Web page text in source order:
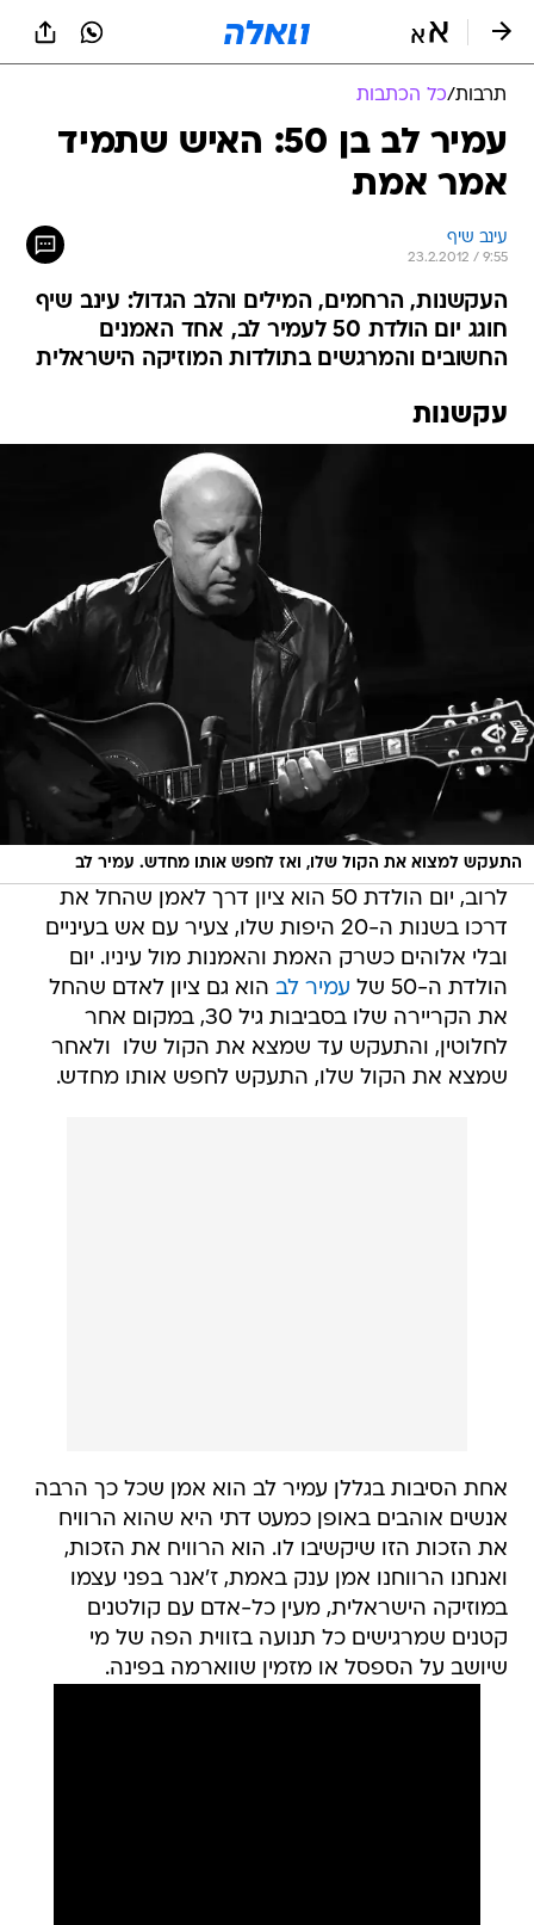
תרבות/כל הכתבות
עמיר לב בן 50: האיש שתמיד
אמר אמת
עינב שיף
23.2.2012 / 9:55
העקשנות, הרחמים, המילים והלב הגדול: עינב שיף
חוגג יום הולדת 50 לעמיר לב, אחד האמנים
החשובים והמרגשים בתולדות המוזיקה הישראלית
עקשנות
התעקש למצוא את הקול שלו, ואז לחפש אותו מחדש. עמיר לב
לרוב, יום הולדת 50 הוא ציון דרך לאמן שהחל את
דרכו בשנות ה-20 היפות שלו, צעיר עם אש בעיניים
ובלי אלוהים כשרק האמת והאמנות מול עיניו. יום
הולדת ה-50 של
עמיר לב הוא גם ציון לאדם שהחל
את הקריירה שלו בסביבות גיל 30, במקום אחר
לחלוטין, והתעקש עד שמצא את הקול שלו  ולאחר
שמצא את הקול שלו, התעקש לחפש אותו מחדש.
אחת הסיבות בגללן עמיר לב הוא אמן שכל כך הרבה
אנשים אוהבים באופן כמעט דתי היא שהוא הרוויח
את הזכות הזו שיקשיבו לו. הוא הרוויח את הזכות,
ואנחנו הרווחנו אמן ענק באמת, ז'אנר בפני עצמו
במוזיקה הישראלית, מעין כל-אדם עם קולטנים
קטנים שמרגישים כל תנועה בזווית הפה של מי
שיושב על הספסל או מזמין שווארמה בפינה.